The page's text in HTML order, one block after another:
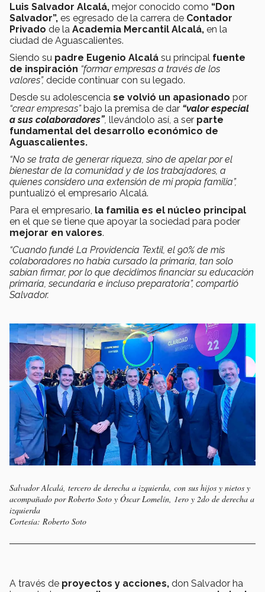
Luis Salvador Alcalá, mejor conocido como “Don
Salvador”, es egresado de la carrera de Contador
Privado de la Academia Mercantil Alcalá, en la
ciudad de Aguascalientes.
Siendo su padre Eugenio Alcalá su principal fuente
de inspiración “formar empresas a través de los
valores”, decide continuar con su legado.
Desde su adolescencia se volvió un apasionado por
“crear empresas”bajo la premisa de dar “valor especial
a sus colaboradores”, llevándolo así, a ser parte
fundamental del desarrollo económico de
Aguascalientes.
“No se trata de generar riqueza, sino de apelar por el
bienestar de la comunidad y de los trabajadores, a
quienes considero una extensión de mi propia familia”,
puntualizó el empresario Alcalá.
Para el empresario, la familia es el núcleo principal
en el que se tiene que apoyar la sociedad para poder
mejorar en valores.
“Cuando fundé La Providencia Textil, el 90% de mis
colaboradores no había cursado la primaria, tan solo
sabían firmar, por lo que decidimos financiar su educación
primaria, secundaria e incluso preparatoria”, compartió
Salvador.
Salvador Alcalá, tercero de derecha a izquierda, con sus hijos y nietos y
acompañado por Roberto Soto y Óscar Lomelín, 1ero y 2do de derecha a
izquierda
Cortesía: Roberto Soto
A través de proyectos y acciones, don Salvador ha